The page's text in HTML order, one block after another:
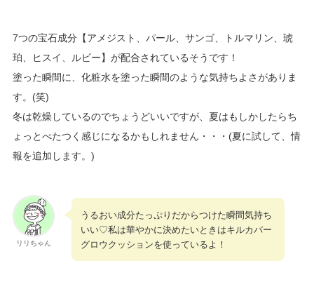
7つの宝石成分【アメジスト、パール、サンゴ、トルマリン、琥
珀、ヒスイ、ルビー】が配合されているそうです！
塗った瞬間に、 化粧水を塗った瞬間のような気持ちよさがありま
す。(笑)
冬は乾燥しているのでちょうどいいですが、夏はもしかしたらち
ょっとべたつく感じになるかもしれません・・・(夏に試して、情
報を追加します。)
リリちゃん
うるおい成分たっぷりだからつけた瞬間気持ち
いい♡私は華やかに決めたいときはキルカバー
グロウクッションを使っているよ！